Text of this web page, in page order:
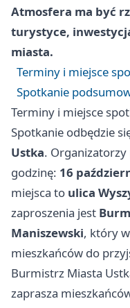
Atmosfera ma być
turystyce,
miasta.
Terminy i miejsce
Spotkanie
Terminy i miejsce
Spotkanie odbędzie
Ustka.
godzinę: 16
miejsca to ulica
zaproszenia jest
Maniszewski, który
mieszkańców do
Burmistrz Miasta
zaprasza